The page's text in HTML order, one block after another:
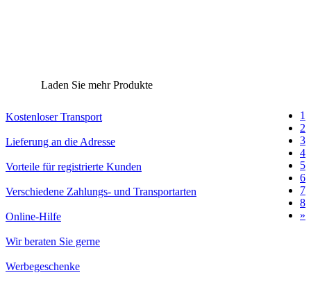
Laden Sie mehr Produkte
1
2
3
4
5
6
7
8
»
Kostenloser Transport
Lieferung an die Adresse
Vorteile für registrierte Kunden
Verschiedene Zahlungs- und Transportarten
Online-Hilfe
Wir beraten Sie gerne
Werbegeschenke